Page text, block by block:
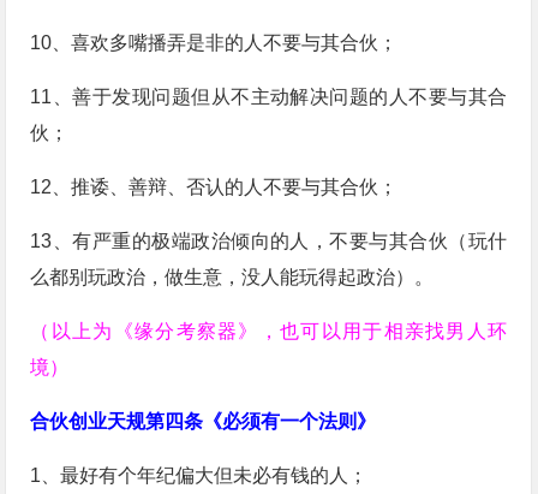
10、喜欢多嘴播弄是非的人不要与其合伙；
11、善于发现问题但从不主动解决问题的人不要与其合
伙；
12、推诿、善辩、否认的人不要与其合伙；
13、有严重的极端政治倾向的人，不要与其合伙（玩什
么都别玩政治，做生意，没人能玩得起政治）。
（以上为《缘分考察器》，也可以用于相亲找男人环
境）
合伙创业天规第四条《必须有一个法则》
1、最好有个年纪偏大但未必有钱的人；